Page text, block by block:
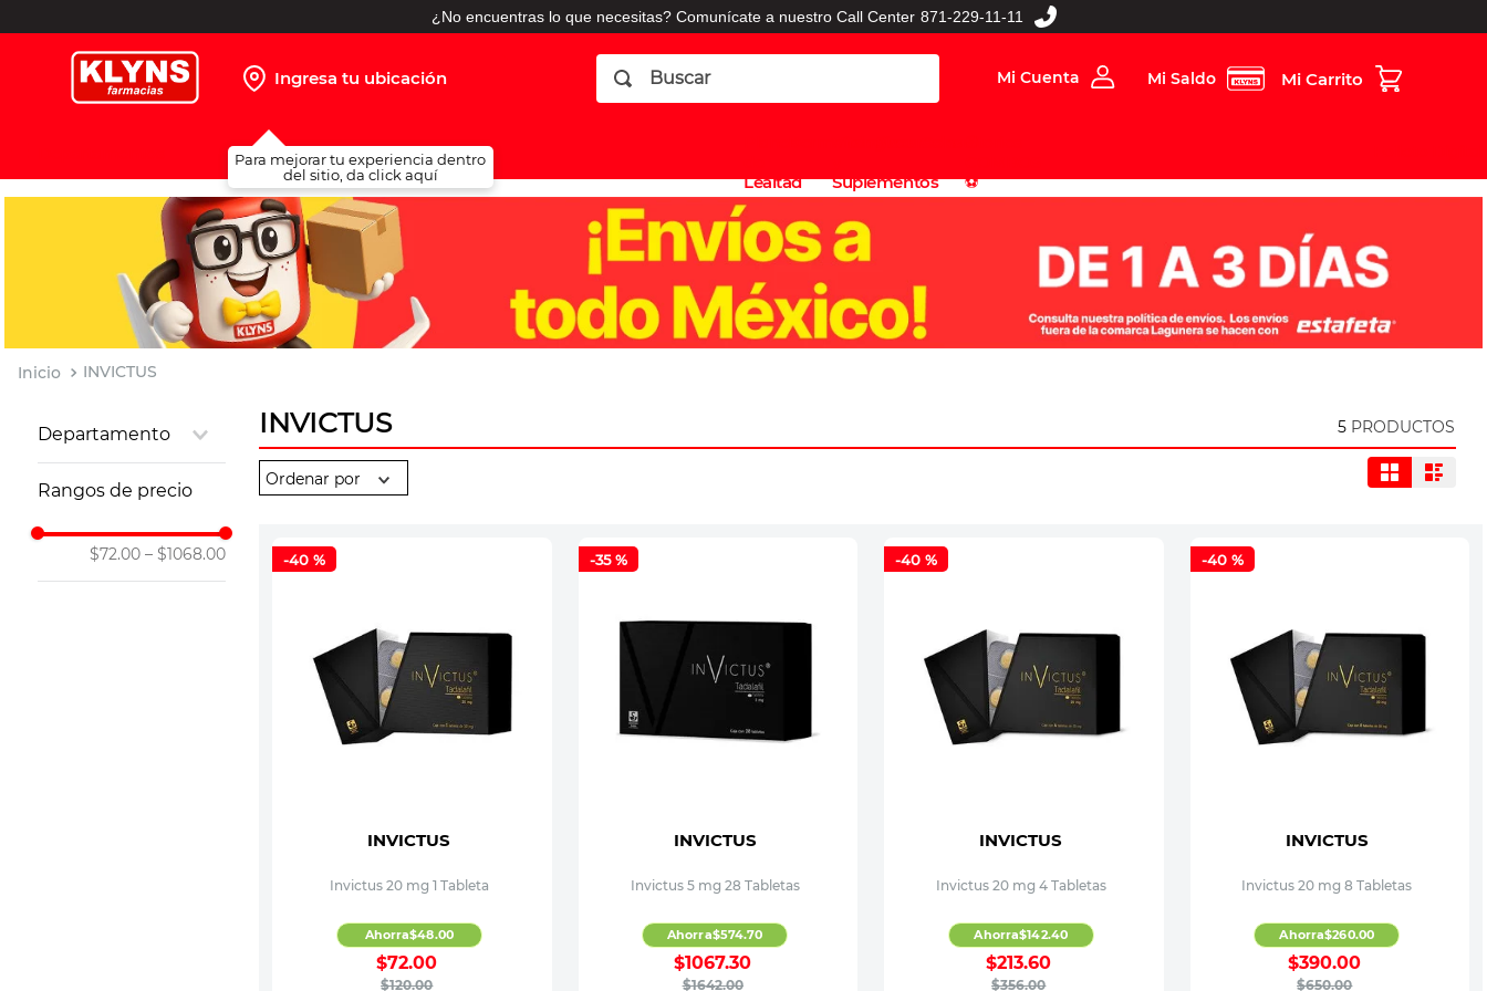
¿No encuentras lo que necesitas? Comunícate a nuestro Call Center 871-229-11-11
Ingresa tu ubicación
Para mejorar tu experiencia dentro
del sitio, da click aquí
Buscar
Mi Cuenta Mi Saldo
Lealtad
Suplementos
⚽️
INVICTUS
Departamento
Rangos de precio
$72.00 – $1068.00
INVICTUS 5 PRODUCTOS
-40 %
INVICTUS
Invictus 20 mg 1 Tableta
$120.00
$72.00
Ahorra$48.00
-35 %
INVICTUS
Invictus 5 mg 28 Tabletas
$1642.00
$1067.30
Ahorra$574.70
-40 %
INVICTUS
Invictus 20 mg 4 Tabletas
$356.00
$213.60
Ahorra$142.40
-40 %
INVICTUS
Invictus 20 mg 8 Tabletas
$650.00
$390.00
Ahorra$260.00
protector solar
misoprostol
shampoo
.
toallitas humedas
8.
pañales huggies
9.
ibuprofeno